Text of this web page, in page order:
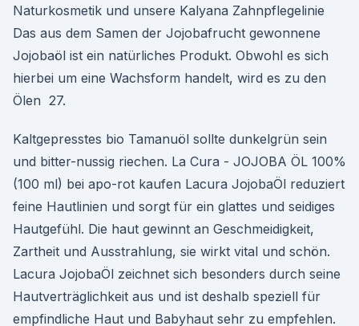
Naturkosmetik und unsere Kalyana Zahnpflegelinie
Das aus dem Samen der Jojobafrucht gewonnene
Jojobaöl ist ein natürliches Produkt. Obwohl es sich
hierbei um eine Wachsform handelt, wird es zu den
Ölen 27.
Kaltgepresstes bio Tamanuöl sollte dunkelgrün sein
und bitter-nussig riechen. La Cura - JOJOBA ÖL 100%
(100 ml) bei apo-rot kaufen Lacura JojobaÖl reduziert
feine Hautlinien und sorgt für ein glattes und seidiges
Hautgefühl. Die haut gewinnt an Geschmeidigkeit,
Zartheit und Ausstrahlung, sie wirkt vital und schön.
Lacura JojobaÖl zeichnet sich besonders durch seine
Hautverträglichkeit aus und ist deshalb speziell für
empfindliche Haut und Babyhaut sehr zu empfehlen.